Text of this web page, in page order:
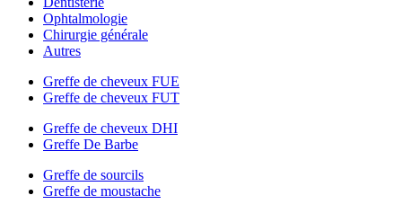
Ophtalmologie
Chirurgie générale
Autres
Greffe de cheveux FUE
Greffe de cheveux FUT
Greffe de cheveux DHI
Greffe De Barbe
Greffe de sourcils
Greffe de moustache